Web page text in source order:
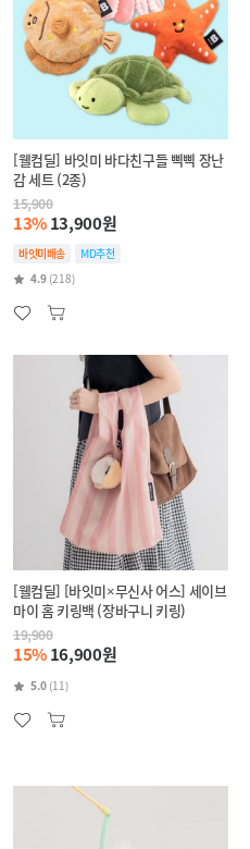
[웰컴딜] 바잇미 바다친구들 삑삑 장난
감 세트 (2종)
15,900
13%13,900원
바잇미배송
MD추천
4.9 (218)
[웰컴딜] [바잇미×무신사 어스] 세이브
마이 홈 키링백 (장바구니 키링)
19,900
15%16,900원
5.0 (11)